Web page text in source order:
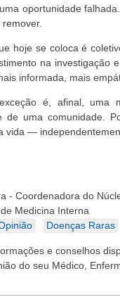
oportunidade
hoje se coloca é
na investigação
informada, mais
é, afinal, uma
de uma comunidade.
vida —
- Coordenadora do
Medicina Interna
Doenças Raras
e conselhos
do seu Médico,